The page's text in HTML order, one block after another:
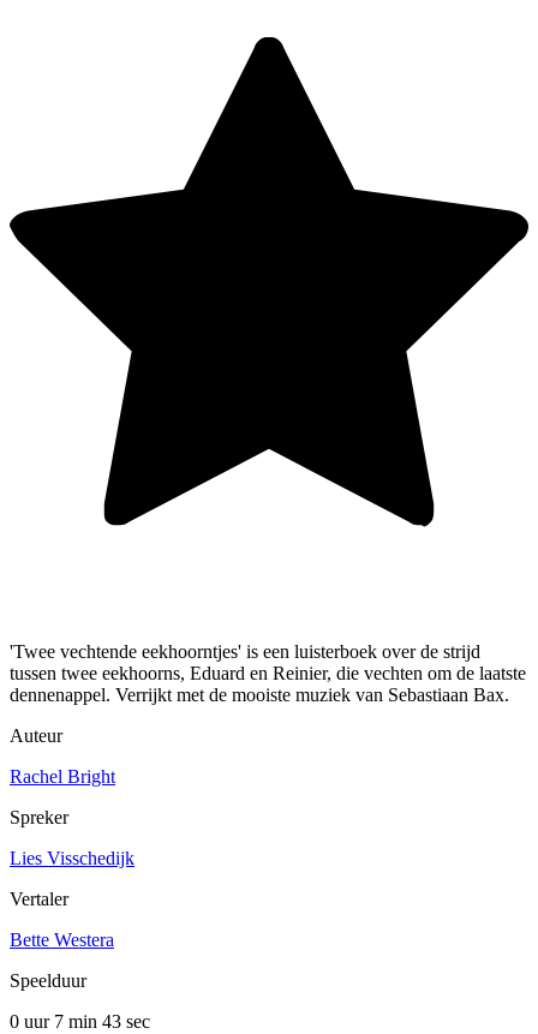
'Twee vechtende eekhoorntjes' is een luisterboek over de strijd
tussen twee eekhoorns, Eduard en Reinier, die vechten om de laatste
dennenappel. Verrijkt met de mooiste muziek van Sebastiaan Bax.
Auteur
Rachel Bright
Spreker
Lies Visschedijk
Vertaler
Bette Westera
Speelduur
0 uur 7 min 43 sec